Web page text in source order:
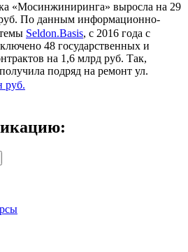
«Мосинжиниринга» выросла на 29
По данным информационно-
Seldon.Basis, с 2016 года с
48 государственных и
на 1,6 млрд руб. Так,
подряд на ремонт ул.
руб.